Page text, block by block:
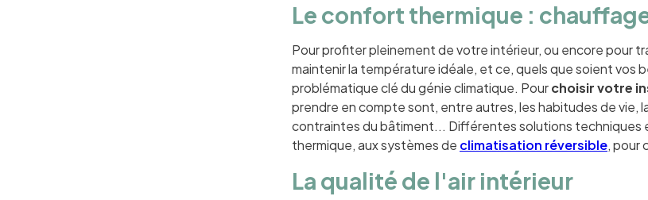
Le confort thermique :
Pour profiter pleinement de votre intérieur, ou encore pour
maintenir la température idéale, et ce, quels que soient vos
problématique clé du génie climatique. Pourchoisir votre
prendre en compte sont, entre autres, les habitudes de vie,
contraintes du bâtiment... Différentes solutions techniques
thermique, aux systèmes de climatisation réversible, pour
La qualité de l'air intérieur